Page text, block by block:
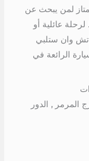
7 راكب هو خيار ممتاز لمن يبحث عن
عائلية أو
وان ستلبي
الرائعة في
المرمر , الدور